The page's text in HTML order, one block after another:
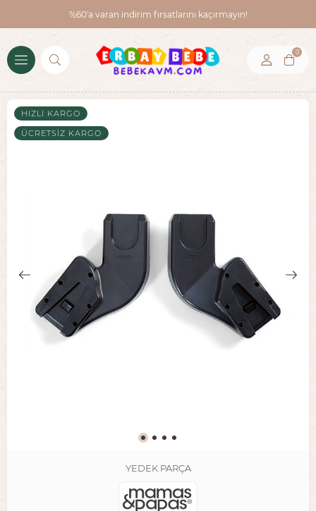
%60'a varan indirim fırsatlarını kaçırmayın!
0
HIZLI KARGO
ÜCRETSIZ KARGO
YEDEK PARÇA